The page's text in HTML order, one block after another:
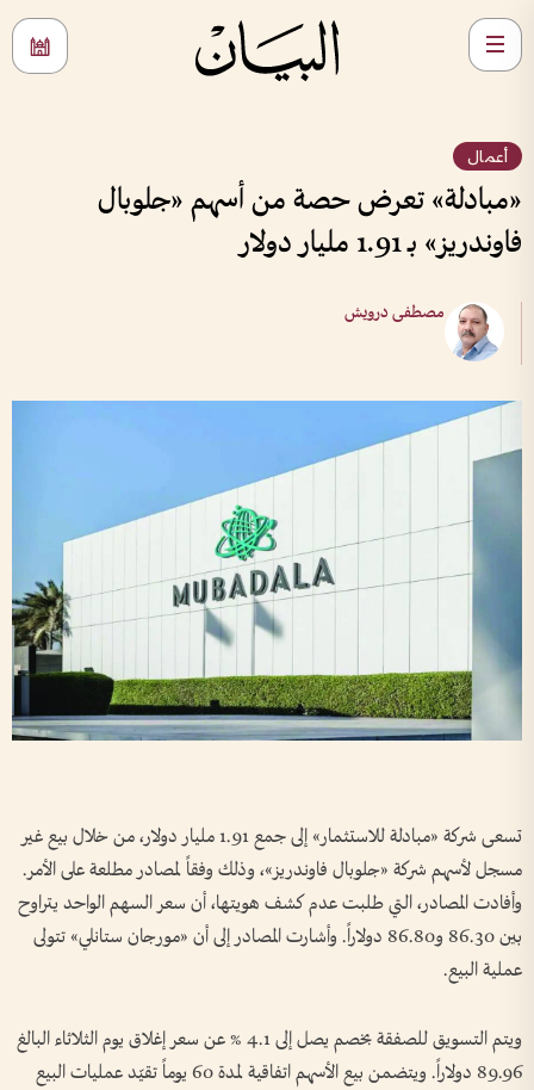
أعمال
«مبادلة» تعرض حصة من أسهم «جلوبال
فاوندريز» بـ 1.91 مليار دولار
مصطفى درويش
تسعى شركة «مبادلة للاستثمار» إلى جمع 1.91 مليار دولار، من خلال بيع غير
مسجل لأسهم شركة «جلوبال فاوندريز»، وذلك وفقاً لمصادر مطلعة على الأمر.
وأفادت المصادر، التي طلبت عدم كشف هويتها، أن سعر السهم الواحد يتراوح
بين 86.30 و86.80 دولاراً. وأشارت المصادر إلى أن «مورجان ستانلي» تتولى
عملية البيع.
ويتم التسويق للصفقة بخصم يصل إلى 4.1 % عن سعر إغلاق يوم الثلاثاء البالغ
89.96 دولاراً. ويتضمن بيع الأسهم اتفاقية لمدة 60 يوماً تقيّد عمليات البيع